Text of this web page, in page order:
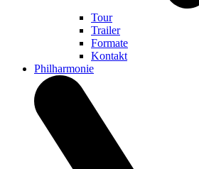
Tour
Trailer
Formate
Kontakt
Philharmonie